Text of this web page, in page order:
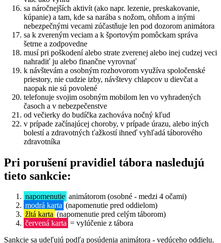
sa náročnejších aktivít (ako napr. lezenie, preskakovanie,
kúpanie) a tam, kde sa narába s nožom, ohňom a inými
nebezpečnými vecami zúčastňuje len pod dozorom animátora
sa k zvereným veciam a k športovým pomôckam správa
šetrne a zodpovedne
musí pri poškodení alebo strate zverenej alebo inej cudzej veci
nahradiť ju alebo finančne vyrovnať
k návštevám a osobným rozhovorom využíva spoločenské
priestory, nie cudzie izby, návštevy chlapcov u dievčat a
naopak nie sú povolené
telefonuje svojim osobným mobilom len vo vyhradených
časoch a v nebezpečenstve
od večierky do budíčka zachováva nočný kľud
v prípade začínajúcej choroby, v prípade úrazu, alebo iných
bolestí a zdravotných ťažkostí ihneď vyhľadá táborového
zdravotníka
Pri porušení pravidiel tábora nasledujú
tieto sankcie:
napomenutie animátorom (osobné - medzi 4 očami)
modrá karta (napomenutie pred oddielom)
žltá karta (napomenutie pred celým táborom)
červená karta = vylúčenie z tábora
Sankcie sa udeľujú podľa posúdenia animátora - vedúceho oddielu.